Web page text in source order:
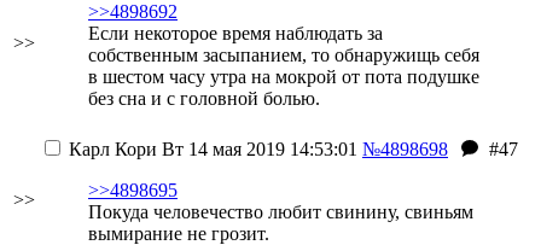
>>
>>4898692
Если некоторое время наблюдать за
собственным засыпанием, то обнаружищь себя
в шестом часу утра на мокрой от пота подушке
без сна и с головной болью.
>>
Карл Кори Вт 14 мая 2019 14:53:01 №4898698
#47
>>4898695
Покуда человечество любит свинину, свиньям
вымирание не грозит.